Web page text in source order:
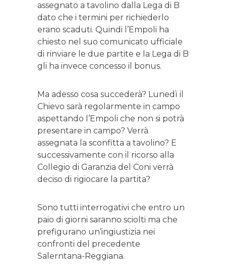
assegnato a tavolino dalla Lega di B
dato che i termini per richiederlo
erano scaduti. Quindi l’Empoli ha
chiesto nel suo comunicato ufficiale
di rinviare le due partite e la Lega di B
gli ha invece concesso il bonus.
Ma adesso cosa succederà? Lunedì il
Chievo sarà regolarmente in campo
aspettando l’Empoli che non si potrà
presentare in campo? Verrà
assegnata la sconfitta a tavolino? E
successivamente con il ricorso alla
Collegio di Garanzia del Coni verrà
deciso di rigiocare la partita?
Sono tutti interrogativi che entro un
paio di giorni saranno sciolti ma che
prefigurano un’ingiustizia nei
confronti del precedente
Salerntana-Reggiana.